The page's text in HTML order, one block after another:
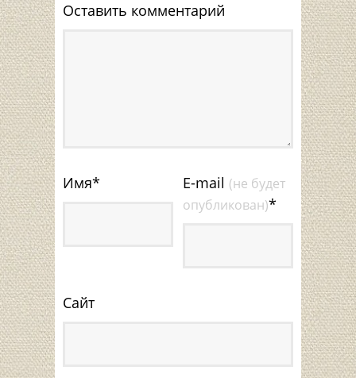
Оставить комментарий
Имя* E-mail (не будет
опубликован)*
Сайт